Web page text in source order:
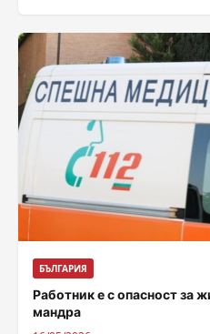
БЪЛГАРИЯ
Работник е с опасност за
мандра